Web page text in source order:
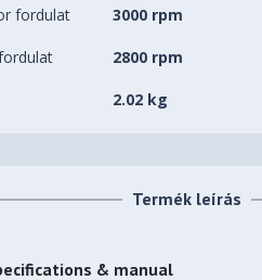
fordulat 3000 rpm
2800 rpm
2.02 kg
Termék leírás
& manual